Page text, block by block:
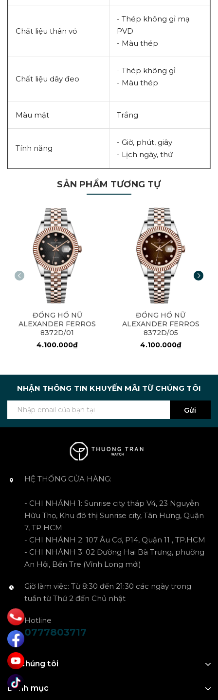
Chất liệu thân vỏ
- Thép không gỉ mạ
PVD
- Màu thép
Chất liệu dây đeo
- Thép không gỉ
- Màu thép
Màu mặt Trắng
Tính năng
- Giờ, phút, giây
- Lịch ngày, thứ
SẢN PHẨM TƯƠNG TỰ
ĐỒNG HỒ NỮ
ALEXANDER FERROS
8372D/01
4.100.000₫
ĐỒNG HỒ NỮ
ALEXANDER FERROS
8372D/05
4.100.000₫
NHẬN THÔNG TIN KHUYẾN MÃI TỪ CHÚNG TÔI
Gửi
HỆ THỐNG CỬA HÀNG:
- CHI NHÁNH 1: Sunrise city tháp V4, 23 Nguyễn
Hữu Thọ, Khu đô thị Sunrise city, Tân Hưng, Quận
7, TP HCM
- CHI NHÁNH 2: 107 Âu Cơ, P14, Quận 11 , TP.HCM
- CHI NHÁNH 3: 02 Đường Hai Bà Trưng, phường
An Hội, Bến Tre (Vĩnh Long mới)
Giờ làm việc: Từ 8:30 đến 21:30 các ngày trong
tuần từ Thứ 2 đến Chủ nhật
Hotline
0777803717
Về chúng tôi
Danh mục